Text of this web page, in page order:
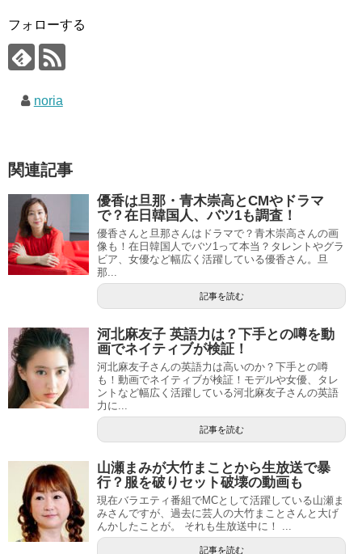
フォローする
noria
関連記事
優香は旦那・青木崇高とCMやドラマ
で？在日韓国人、バツ1も調査！
優香さんと旦那さんはドラマで？青木崇高さんの画
像も！在日韓国人でバツ1って本当？タレントやグラ
ビア、女優など幅広く活躍している優香さん。旦
那...
記事を読む
河北麻友子 英語力は？下手との噂を動
画でネイティブが検証！
河北麻友子さんの英語力は高いのか？下手との噂
も！動画でネイティブが検証！モデルや女優、タレ
ントなど幅広く活躍している河北麻友子さんの英語
力に...
記事を読む
山瀬まみが大竹まことから生放送で暴
行？服を破りセット破壊の動画も
現在バラエティ番組でMCとして活躍している山瀬ま
みさんですが、過去に芸人の大竹まことさんと大げ
んかしたことが。 それも生放送中に！ ...
記事を読む